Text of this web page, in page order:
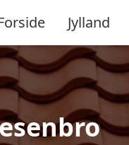
Jylland